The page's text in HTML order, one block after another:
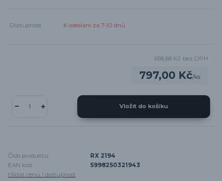
Dostupnost K odeslání za 7-10 dnů
797,00 Kč/ks
658,68 Kč bez DPH
Vložit do košíku
Číslo produktu:
RX 2194
EAN kód:
5998250321943
Hlídat cenu / dostupnost